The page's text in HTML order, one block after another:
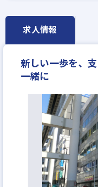
資格支援制度あり
残業少ない
女性が活
月平均残業20時間以内
求人情報
新しい一歩を、
一緒に